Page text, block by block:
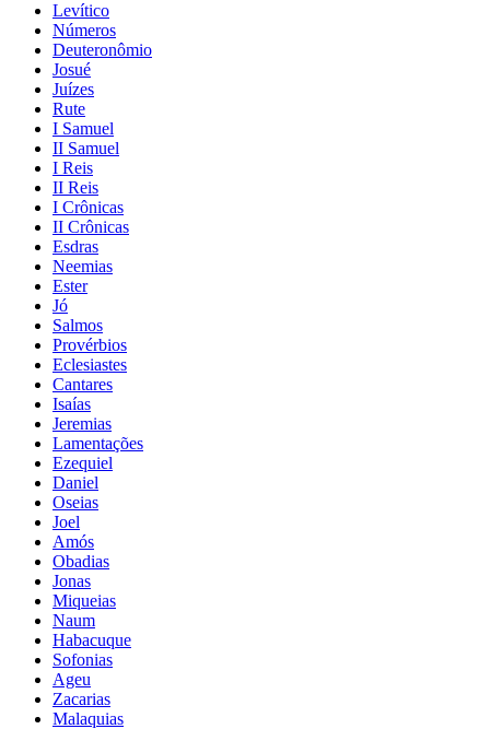
Levítico
Números
Deuteronômio
Josué
Juízes
Rute
I Samuel
II Samuel
I Reis
II Reis
I Crônicas
II Crônicas
Esdras
Neemias
Ester
Jó
Salmos
Provérbios
Eclesiastes
Cantares
Isaías
Jeremias
Lamentações
Ezequiel
Daniel
Oseias
Joel
Amós
Obadias
Jonas
Miqueias
Naum
Habacuque
Sofonias
Ageu
Zacarias
Malaquias